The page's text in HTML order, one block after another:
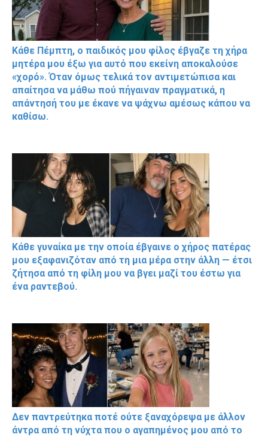
Κάθε Πέμπτη, ο παιδικός μου φίλος έβγαζε τη χήρα
μητέρα μου έξω για αυτό που εκείνη αποκαλούσε
«χορό». Όταν όμως τελικά τον αντιμετώπισα και
απαίτησα να μάθω πού πήγαιναν πραγματικά, η
απάντησή του με έκανε να ψάχνω αμέσως κάπου να
καθίσω.
Κάθε γυναίκα με την οποία έβγαινε ο χήρος πατέρας
μου εξαφανιζόταν από τη μια μέρα στην άλλη — έτσι
ζήτησα από τη φίλη μου να βγει μαζί του έστω για
ένα ραντεβού.
Δεν παντρεύτηκα ποτέ ούτε ξαναχόρεψα με άλλον
άντρα από τη νύχτα που ο αγαπημένος μου από το